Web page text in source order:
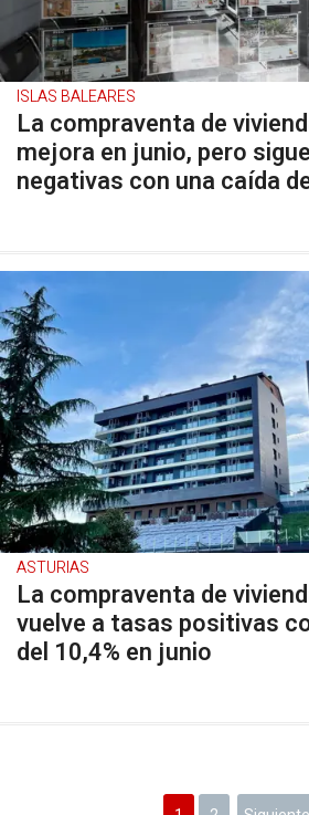
ISLAS BALEARES
La compraventa de
mejora en junio, pero
negativas con una caída
ASTURIAS
La compraventa de
vuelve a tasas positivas
del 10,4% en junio